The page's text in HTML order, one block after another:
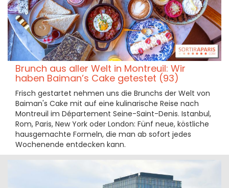
Brunch aus aller Welt in Montreuil: Wir
haben Baiman’s Cake getestet (93)
Frisch gestartet nehmen uns die Brunchs der Welt von
Baiman's Cake mit auf eine kulinarische Reise nach
Montreuil im Département Seine-Saint-Denis. Istanbul,
Rom, Paris, New York oder London: Fünf neue, köstliche
hausgemachte Formeln, die man ab sofort jedes
Wochenende entdecken kann.